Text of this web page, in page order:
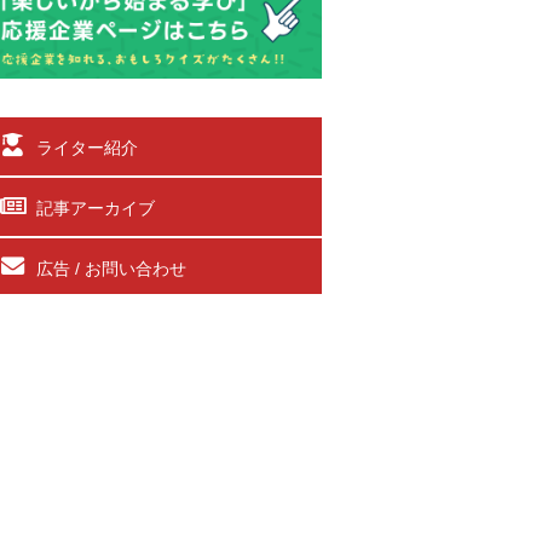
ライター紹介
記事アーカイブ
広告 / お問い合わせ